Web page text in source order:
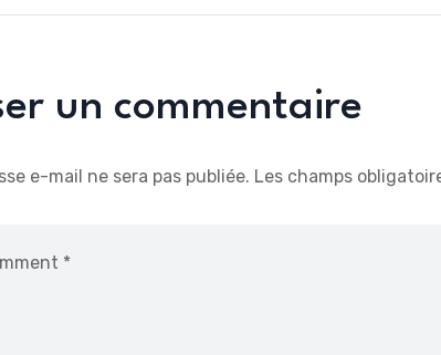
un commentaire
e-mail ne sera pas publiée. Les champs